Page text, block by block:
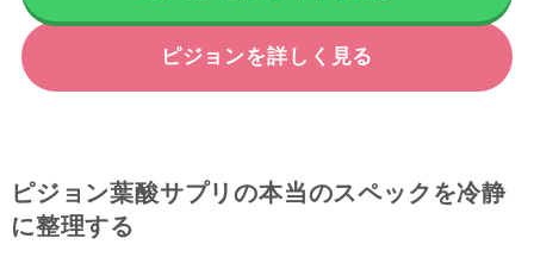
ピジョンを詳しく見る
ピジョン葉酸サプリの本当のスペックを冷静
に整理する